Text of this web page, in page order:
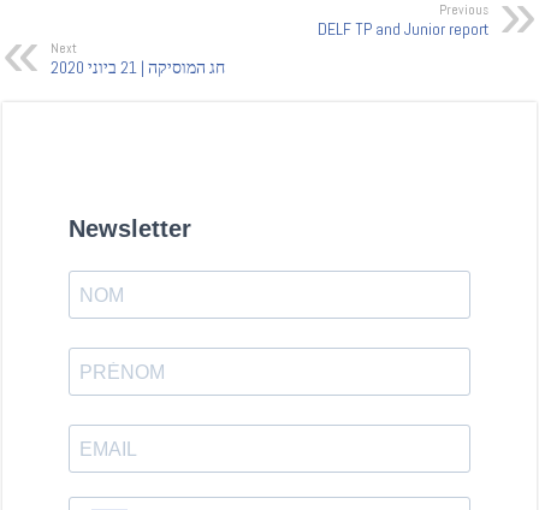
Previous
DELF TP and Junior report
Next
חג המוסיקה | 21 ביוני 2020